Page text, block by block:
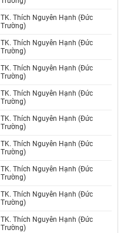
TK. Thích Nguyên Hạnh (Đức
Trường)
TK. Thích Nguyên Hạnh (Đức
Trường)
TK. Thích Nguyên Hạnh (Đức
Trường)
TK. Thích Nguyên Hạnh (Đức
Trường)
TK. Thích Nguyên Hạnh (Đức
Trường)
TK. Thích Nguyên Hạnh (Đức
Trường)
TK. Thích Nguyên Hạnh (Đức
Trường)
TK. Thích Nguyên Hạnh (Đức
Trường)
TK. Thích Nguyên Hạnh (Đức
Trường)